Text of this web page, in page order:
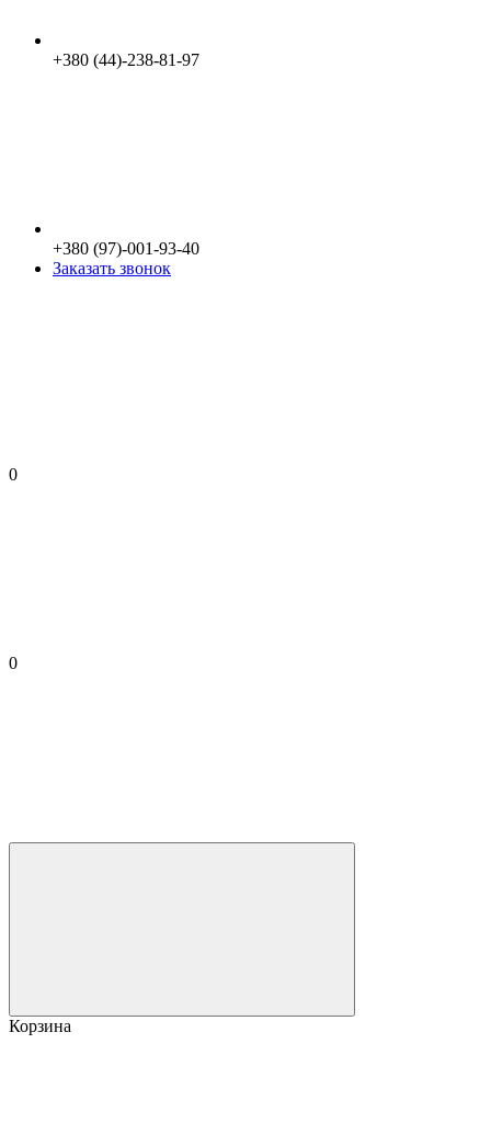
+380 (44)-238-81-97
+380 (97)-001-93-40
Заказать звонок
0
0
Корзина